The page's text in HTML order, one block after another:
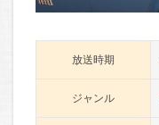
放送時期
ジャンル